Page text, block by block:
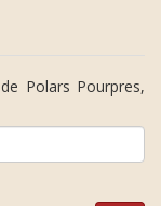
Polars Pourpres,